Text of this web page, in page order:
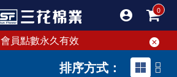
會員點數永久有效
排序方式：